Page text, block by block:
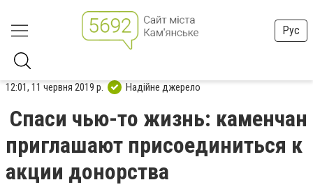
Рус
12:01, 11 червня 2019 р. Надійне джерело
Спаси чью-то жизнь: каменчан
приглашают присоединиться к
акции донорства